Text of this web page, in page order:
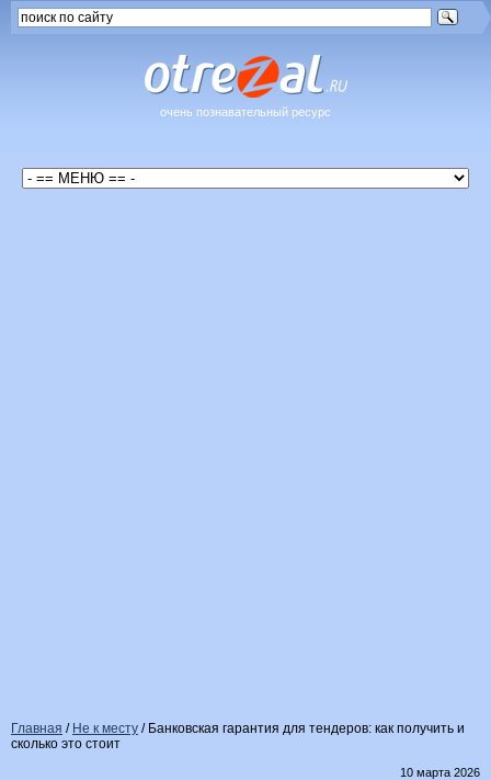
очень познавательный ресурс
Главная / Не к месту / Банковская гарантия для тендеров: как получить и
сколько это стоит
10 марта 2026